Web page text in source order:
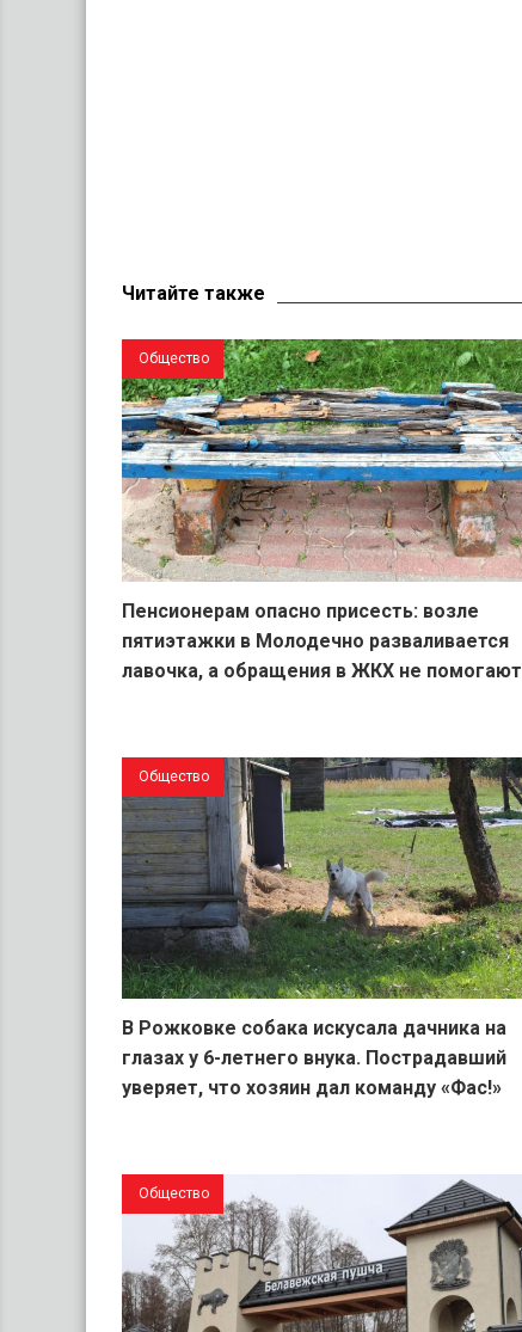
Читайте также
Общество
Пенсионерам опасно присесть: возле
пятиэтажки в Молодечно разваливается
лавочка, а обращения в ЖКХ не помогают
Общество
В Рожковке собака искусала дачника на
глазах у 6-летнего внука. Пострадавший
уверяет, что хозяин дал команду «Фас!»
Общество